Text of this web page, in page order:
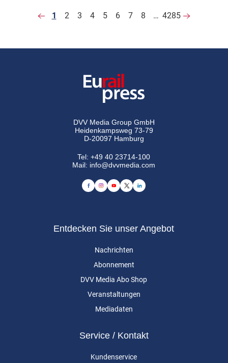
1 2 3 4 5 6 7 8 … 4285
DVV Media Group GmbH
Heidenkampsweg 73-79
D-20097 Hamburg
Tel:+49 40 23714-100
Mail: info@dvvmedia.com
Entdecken Sie unser Angebot
Nachrichten
Abonnement
DVV Media Abo Shop
Veranstaltungen
Mediadaten
Service / Kontakt
Kundenservice